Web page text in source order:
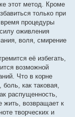
этот метод. Кроме
только при
процедуры
оживления
воля, смирение
её избегать,
возможной
Что в корне
как таковая,
распущенность,
жить, возвращает к
творческих и